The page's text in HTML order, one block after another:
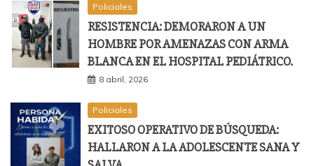
Policiales
RESISTENCIA: DEMORARON A UN
HOMBRE POR AMENAZAS CON ARMA
BLANCA EN EL HOSPITAL PEDIÁTRICO.
8 abril, 2026
Policiales
EXITOSO OPERATIVO DE BÚSQUEDA:
HALLARON A LA ADOLESCENTE SANA Y